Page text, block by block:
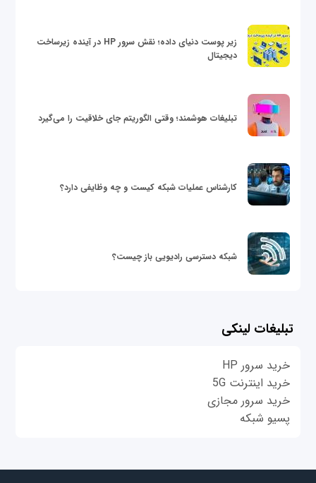
زیر پوست دنیای داده؛ نقش سرور HP در آینده زیرساخت
دیجیتال
تبلیغات هوشمند؛ وقتی الگوریتم جای خلاقیت را می‌گیرد
کارشناس عملیات شبکه کیست و چه وظایفی دارد؟
شبکه دسترسی رادیویی باز چیست؟
تبلیغات لینکی
خرید سرور HP
خرید اینترنت 5G
خرید سرور مجازی
پسیو شبکه